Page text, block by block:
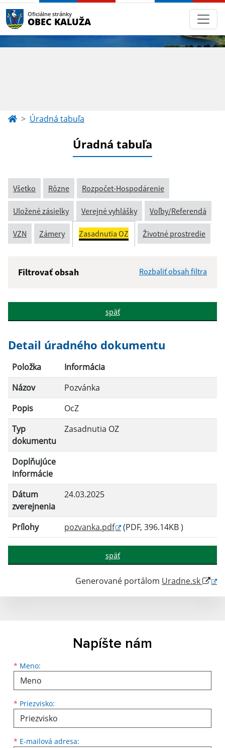
Oficiálne stránky
OBEC KALUŽA
Úradná tabuľa
Úradná tabuľa
Všetko Rôzne Rozpočet-Hospodárenie
Uložené zásielky Verejné vyhlášky Voľby/Referendá
VZN Zámery Zasadnutia OZ Životné prostredie
Filtrovať obsah Rozbaliť obsah filtra
Popis:
Dátum zverejnenia do:
Filtrovať
späť
Detail úradného dokumentu
Položka
Informácia
Názov
Pozvánka
Popis
OcZ
Typ
dokumentu
Zasadnutia OZ
Doplňujúce
informácie
Dátum
zverejnenia
24.03.2025
Prílohy pozvanka.pdf (PDF, 396.14KB )
späť
Generované portálom Uradne.sk
Napíšte nám
* Meno:
Meno
* Priezvisko:
Priezvisko
* E-mailová adresa:
E-mailová adresa